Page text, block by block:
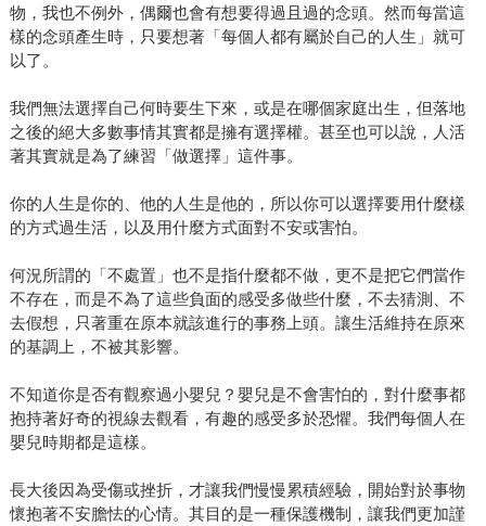
物，我也不例外，偶爾也會有想要得過且過的念頭。然而每當這
樣的念頭產生時，只要想著「每個人都有屬於自己的人生」就可
以了。
我們無法選擇自己何時要生下來，或是在哪個家庭出生，但落地
之後的絕大多數事情其實都是擁有選擇權。甚至也可以說，人活
著其實就是為了練習「做選擇」這件事。
你的人生是你的、他的人生是他的，所以你可以選擇要用什麼樣
的方式過生活，以及用什麼方式面對不安或害怕。
何況所謂的「不處置」也不是指什麼都不做，更不是把它們當作
不存在，而是不為了這些負面的感受多做些什麼，不去猜測、不
去假想，只著重在原本就該進行的事務上頭。讓生活維持在原來
的基調上，不被其影響。
不知道你是否有觀察過小嬰兒？嬰兒是不會害怕的，對什麼事都
抱持著好奇的視線去觀看，有趣的感受多於恐懼。我們每個人在
嬰兒時期都是這樣。
長大後因為受傷或挫折，才讓我們慢慢累積經驗，開始對於事物
懷抱著不安膽怯的心情。其目的是一種保護機制，讓我們更加謹